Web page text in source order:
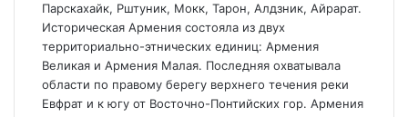
Парскахайк, Рштуник, Мокк, Тарон, Алдзник, Айрарат.
Историческая Армения состояла из двух
территориально-этнических единиц: Армения
Великая и Армения Малая. Последняя охватывала
области по правому берегу верхнего течения реки
Евфрат и к югу от Восточно-Понтийских гор. Армения